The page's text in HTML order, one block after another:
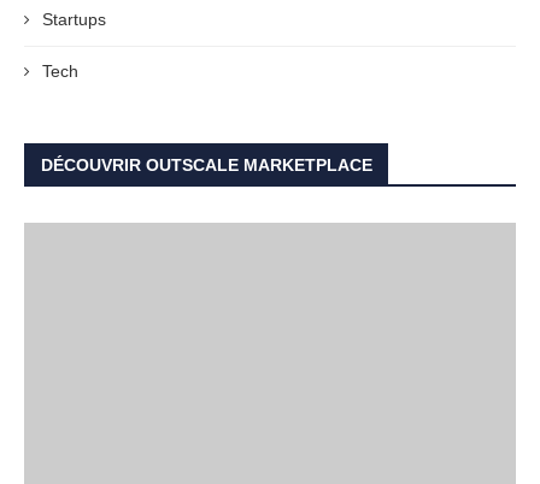
Startups
Tech
DÉCOUVRIR OUTSCALE MARKETPLACE